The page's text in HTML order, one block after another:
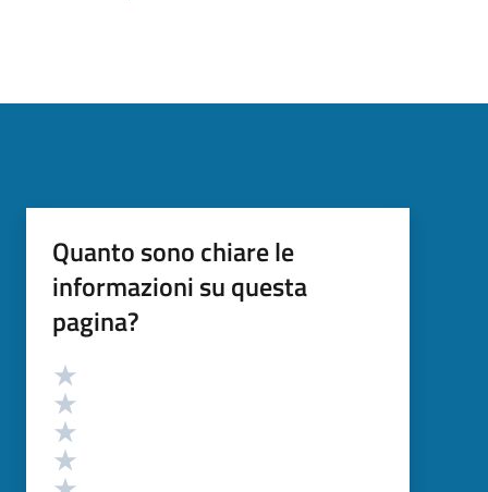
Quanto sono chiare le
informazioni su questa
pagina?
Valutazione